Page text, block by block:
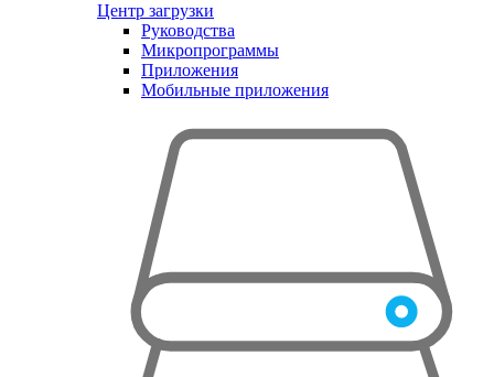
Центр загрузки
Руководства
Микропрограммы
Приложения
Мобильные приложения